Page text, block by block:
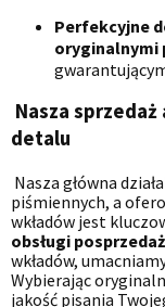
Perfekcyjne
oryginalnymi
Nasza
detalu
Nasza główna
piśmiennych, a
wkładów jest
obsługi
wkładów,
Wybierając
jakość pisania